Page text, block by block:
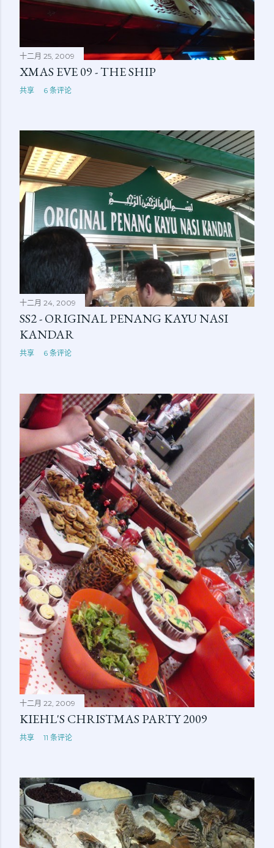
十二月 25, 2009
XMAS EVE 09 - THE SHIP
共享 6 条评论
十二月 24, 2009
SS2 - ORIGINAL PENANG KAYU NASI
KANDAR
共享 6 条评论
十二月 22, 2009
KIEHL'S CHRISTMAS PARTY 2009
共享 11 条评论